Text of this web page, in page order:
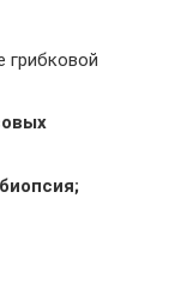
грибковой
биопсия;